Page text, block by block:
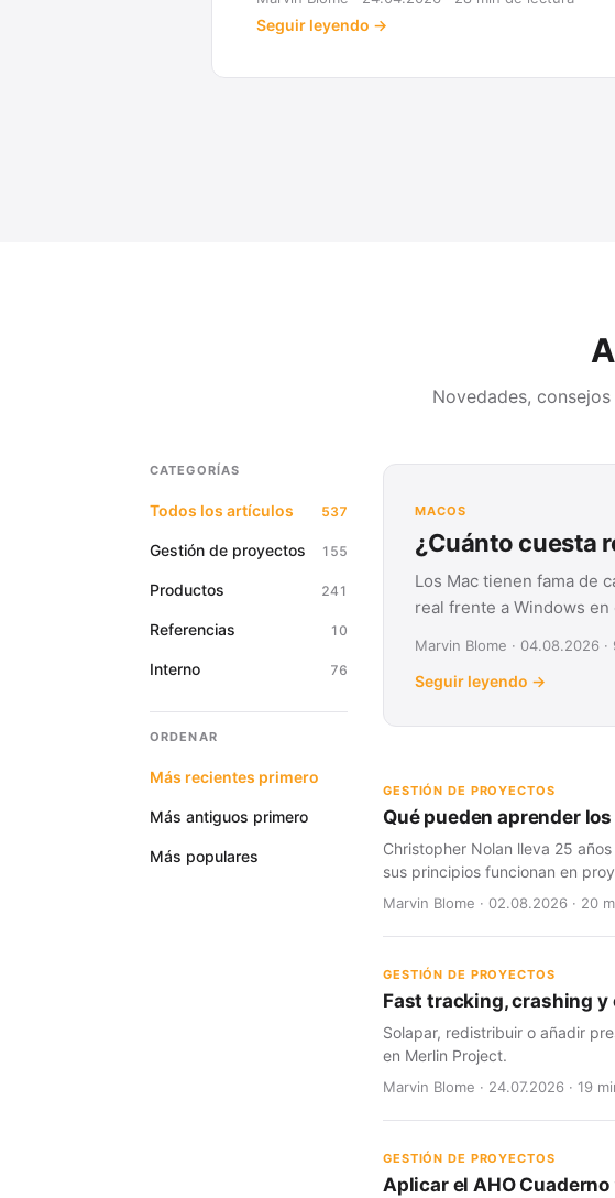
Seguir leyendo →
Novedades,
CATEGORÍAS
Todos los artículos 537
Gestión de proyectos 155
Productos 241
Referencias 10
Interno 76
ORDENAR
Más recientes primero
Más antiguos primero
Más populares
MACOS
¿Cuánto cuesta
Los Mac tienen fama de
real frente a Windows en
Marvin Blome · 04.08.2026
Seguir leyendo →
GESTIÓN DE PROYECTOS
Qué pueden aprender
Christopher Nolan lleva 25
sus principios funcionan en
Marvin Blome · 02.08.2026 · 20
GESTIÓN DE PROYECTOS
Fast tracking, crashing
Solapar, redistribuir o añadir
en Merlin Project.
Marvin Blome · 24.07.2026 · 19
GESTIÓN DE PROYECTOS
Aplicar el AHO